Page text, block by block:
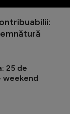
25 de
weekend